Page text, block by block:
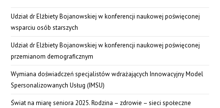
Udział dr Elżbiety Bojanowskiej w konferencji naukowej poświęconej
wsparciu osób starszych
Udział dr Elżbiety Bojanowskiej w konferencji naukowej poświęconej
przemianom demograficznym
Wymiana doświadczeń specjalistów wdrażających Innowacyjny Model
Spersonalizowanych Usług (IMSU)
Świat na miarę seniora 2025. Rodzina – zdrowie – sieci społeczne